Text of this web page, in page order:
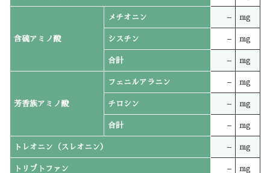
含硫アミノ酸
メチオニン – mg
シスチン – mg
合計 – mg
芳香族アミノ酸
フェニルアラニン – mg
チロシン – mg
合計 – mg
トレオニン（スレオニン） – mg
トリプトファン – mg